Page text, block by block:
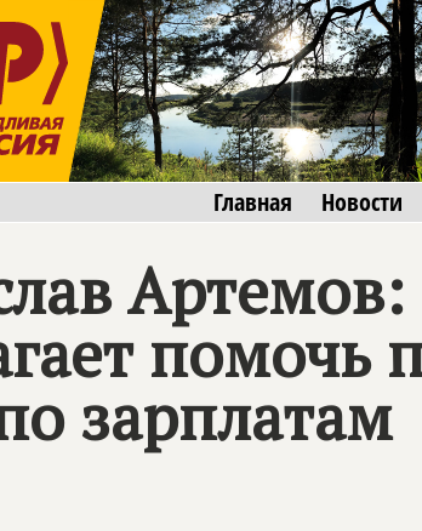
Главная Новости
Артемов:
помочь
зарплатам